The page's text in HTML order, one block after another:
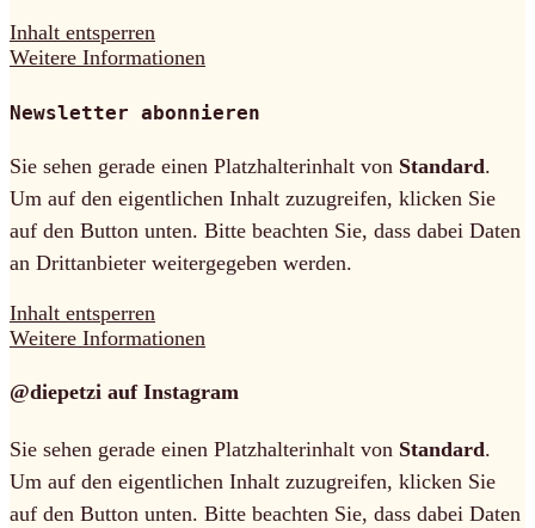
Inhalt entsperren
Weitere Informationen
Newsletter abonnieren
Sie sehen gerade einen Platzhalterinhalt von Standard.
Um auf den eigentlichen Inhalt zuzugreifen, klicken Sie
auf den Button unten. Bitte beachten Sie, dass dabei Daten
an Drittanbieter weitergegeben werden.
Inhalt entsperren
Weitere Informationen
@diepetzi auf Instagram
Sie sehen gerade einen Platzhalterinhalt von Standard.
Um auf den eigentlichen Inhalt zuzugreifen, klicken Sie
auf den Button unten. Bitte beachten Sie, dass dabei Daten